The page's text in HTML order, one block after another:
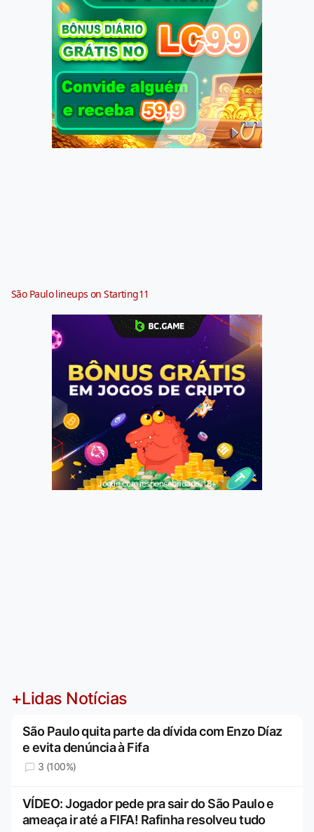
São Paulo lineups on Starting11
Jogue com responsabilidade. 18+
+Lidas Notícias
São Paulo quita parte da dívida com Enzo Díaz
e evita denúncia à Fifa
3 (100%)
VÍDEO: Jogador pede pra sair do São Paulo e
ameaça ir até a FIFA! Rafinha resolveu tudo